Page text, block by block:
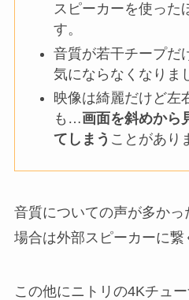
スピーカーを使った
す。
音質が若干チープだ
気にならなくなりま
映像は綺麗だけど左
も…画面を斜めから
てしまう ことがあり
音質についての声が多か
場合は外部スピーカーに繋
この他にニトリの4Kチュ